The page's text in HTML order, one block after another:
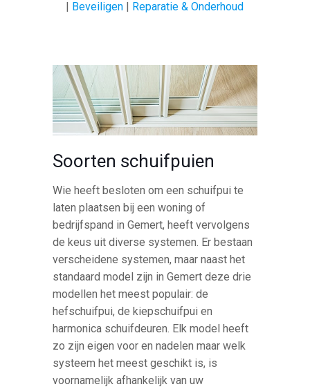
| Beveiligen | Reparatie & Onderhoud
Soorten schuifpuien
Wie heeft besloten om een schuifpui te
laten plaatsen bij een woning of
bedrijfspand in Gemert, heeft vervolgens
de keus uit diverse systemen. Er bestaan
verscheidene systemen, maar naast het
standaard model zijn in Gemert deze drie
modellen het meest populair: de
hefschuifpui, de kiepschuifpui en
harmonica schuifdeuren. Elk model heeft
zo zijn eigen voor en nadelen maar welk
systeem het meest geschikt is, is
voornamelijk afhankelijk van uw